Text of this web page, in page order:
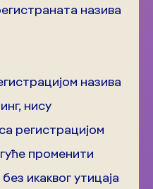
назива
назива
нису
регистрацијом
променити
икаквог утицаја